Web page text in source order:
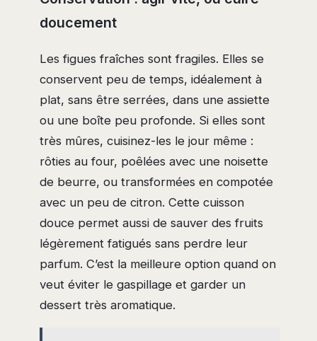
doucement
Les figues fraîches sont fragiles. Elles se
conservent peu de temps, idéalement à
plat, sans être serrées, dans une assiette
ou une boîte peu profonde. Si elles sont
très mûres, cuisinez-les le jour même :
rôties au four, poêlées avec une noisette
de beurre, ou transformées en compotée
avec un peu de citron. Cette cuisson
douce permet aussi de sauver des fruits
légèrement fatigués sans perdre leur
parfum. C’est la meilleure option quand on
veut éviter le gaspillage et garder un
dessert très aromatique.